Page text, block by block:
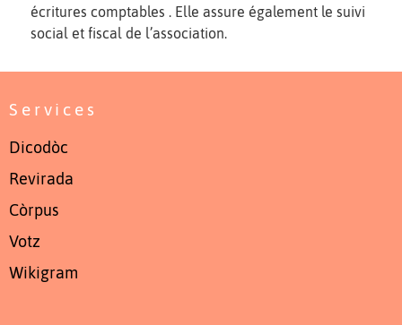
écritures comptables . Elle assure également le suivi
social et fiscal de l’association.
Services
Dicodòc
Revirada
Còrpus
Votz
Wikigram